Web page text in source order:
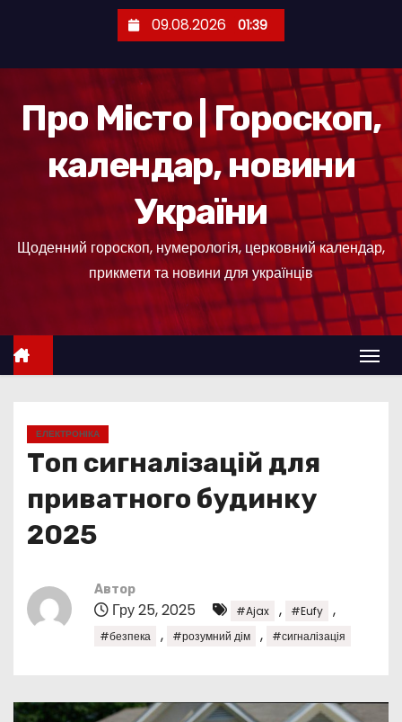
е
09.08.2026 01:39
Про Місто | Гороскоп,
календар, новини
України
Щоденний гороскоп, нумерологія, церковний календар,
прикмети та новини для українців
ЕЛЕКТРОНІКА
Топ сигналізацій для
приватного будинку
2025
Автор
Гру 25, 2025 #Ajax , #Eufy ,
#безпека , #розумний дім , #сигналізація